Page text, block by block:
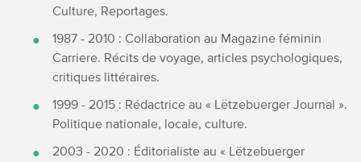
Culture, Reportages.
1987 - 2010 : Collaboration au Magazine féminin
Carriere. Récits de voyage, articles psychologiques,
critiques littéraires.
1999 - 2015 : Rédactrice au « Lëtzebuerger Journal ».
Politique nationale, locale, culture.
2003 - 2020 : Éditorialiste au « Lëtzebuerger